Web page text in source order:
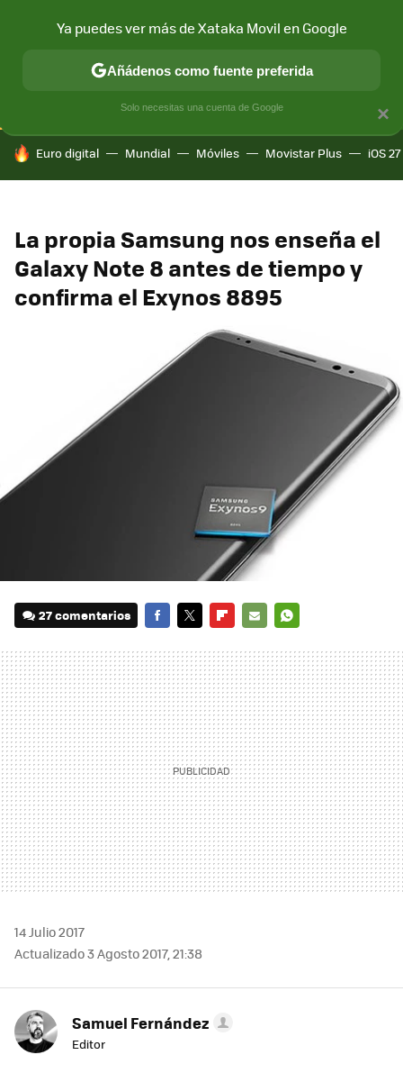
CONECTIVIDAD MÓVIL Y SOCIEDAD APLICACIONES
HOY SE HABLA DE
Euro digital Mundial Móviles Movistar Plus iOS 27
La propia Samsung nos enseña el
Galaxy Note 8 antes de tiempo y
confirma el Exynos 8895
27 comentarios
MAIL
14 Julio 2017
Actualizado 3 Agosto 2017, 21:38
Samuel Fernández
Editor
×
Ya puedes ver más de Xataka Movil en Google
Añádenos como fuente preferida
Solo necesitas una cuenta de Google